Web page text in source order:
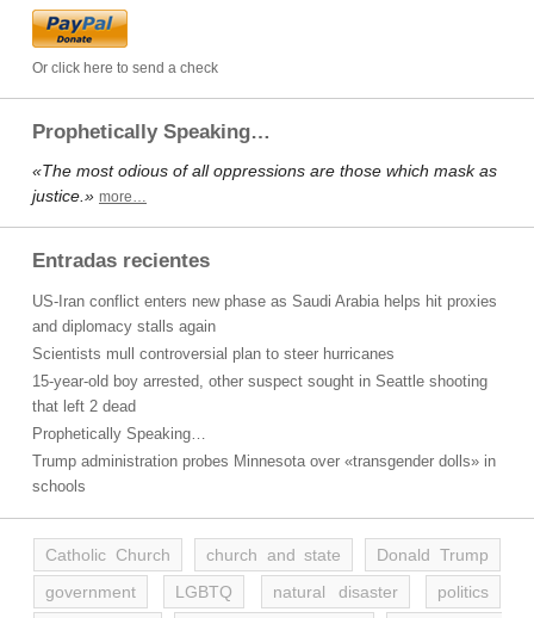
Or click here to send a check
Prophetically Speaking…
«The most odious of all oppressions are those which mask as
justice.» more…
Entradas recientes
US-Iran conflict enters new phase as Saudi Arabia helps hit proxies
and diplomacy stalls again
Scientists mull controversial plan to steer hurricanes
15-year-old boy arrested, other suspect sought in Seattle shooting
that left 2 dead
Prophetically Speaking…
Trump administration probes Minnesota over «transgender dolls» in
schools
Catholic Church church and state
Donald Trump
government
LGBTQ natural disaster
politics